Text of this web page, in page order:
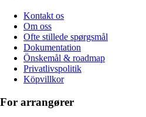
Kontakt os
Om oss
Ofte stillede spørgsmål
Dokumentation
Önskemål & roadmap
Privatlivspolitik
Köpvillkor
For arrangører